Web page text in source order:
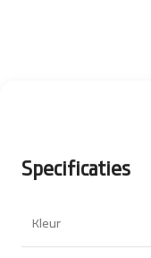
Specificaties
Kleur